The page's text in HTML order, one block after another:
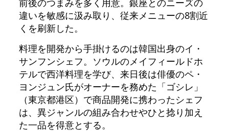
前後のつまみを多く用意。銀座とのニーズの
違いを敏感に汲み取り、従来メニューの8割近
くを刷新した。
料理を開発から手掛けるのは韓国出身のイ・
サンフンシェフ。ソウルのメイフィールドホ
テルで西洋料理を学び、来日後は俳優のペ・
ヨンジュン氏がオーナーを務めた「ゴシレ」
（東京都港区）で商品開発に携わったシェフ
は、異ジャンルの組み合わせやひと捻り加え
た一品を得意とする。